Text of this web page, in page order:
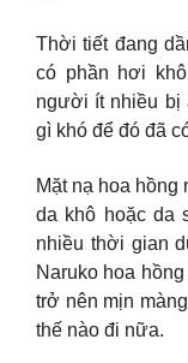
Thời tiết đang
có phần hơi
người ít nhiều bị
gì khó để đó đã
Mặt nạ hoa hồng
da khô hoặc da
nhiều thời gian
Naruko hoa
trở nên mịn
thế nào đi nữa.